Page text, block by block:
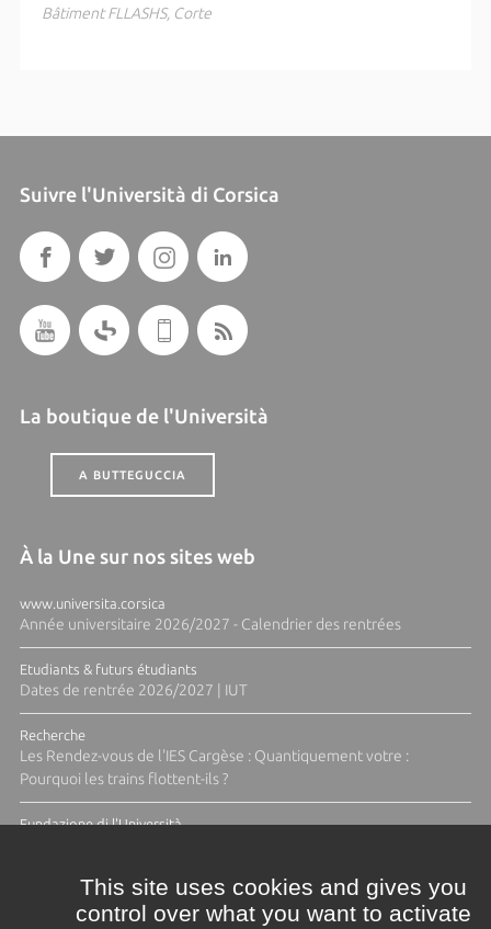
Bâtiment FLLASHS, Corte
Suivre l'Università di Corsica
La boutique de l'Università
A BUTTEGUCCIA
À la Une sur nos sites web
www.universita.corsica
Année universitaire 2026/2027 - Calendrier des rentrées
Etudiants & futurs étudiants
Dates de rentrée 2026/2027 | IUT
Recherche
Les Rendez-vous de l'IES Cargèse : Quantiquement votre :
Pourquoi les trains flottent-ils ?
Fundazione di l'Università
This site uses cookies and gives you
control over what you want to activate